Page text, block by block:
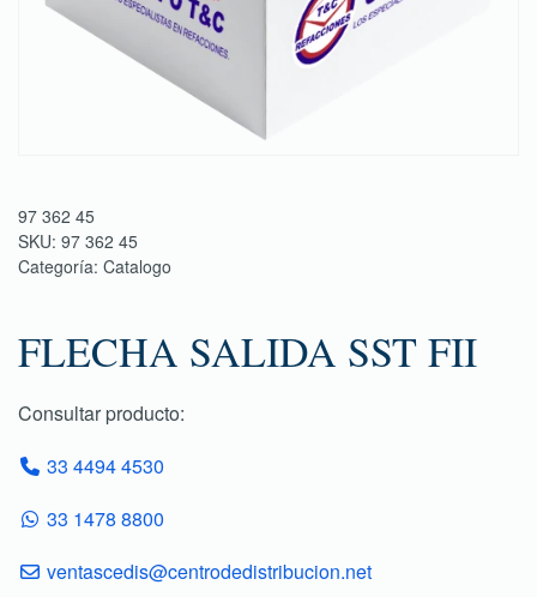
97 362 45
SKU: 97 362 45
Categoría: Catalogo
FLECHA SALIDA SST FII
Consultar producto:
33 4494 4530
33 1478 8800
ventascedis@centrodedistribucion.net